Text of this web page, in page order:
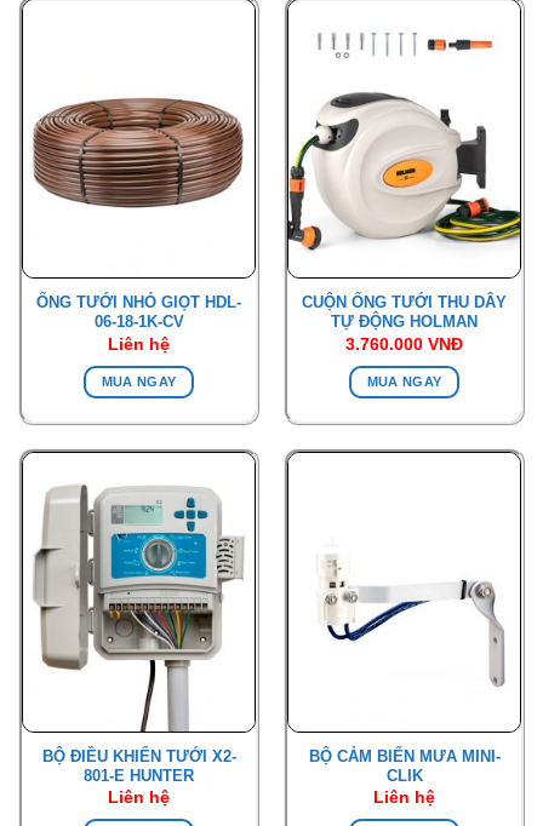
ỐNG TƯỚI NHỎ GIỌT HDL-
06-18-1K-CV
Liên hệ
MUA NGAY
CUỘN ỐNG TƯỚI THU DÂY
TỰ ĐỘNG HOLMAN
3.760.000 VNĐ
MUA NGAY
BỘ ĐIỀU KHIỂN TƯỚI X2-
801-E HUNTER
Liên hệ
BỘ CẢM BIẾN MƯA MINI-
CLIK
Liên hệ